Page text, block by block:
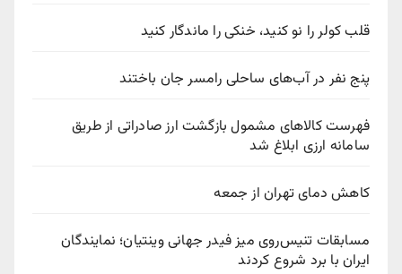
قلب کولر را نو کنید، خنکی را ماندگار کنید
پنج نفر در آب‌های ساحلی رامسر جان باختند
فهرست کالاهای مشمول بازگشت ارز صادراتی از طریق
سامانه ارزی ابلاغ شد
کاهش دمای تهران از جمعه
مسابقات تنیس‌روی میز فیدر جهانی وینتیان؛ نمایندگان
ایران با برد شروع کردند